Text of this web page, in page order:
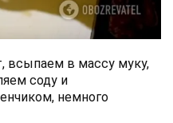
всыпаем в массу муку,
соду и
немного